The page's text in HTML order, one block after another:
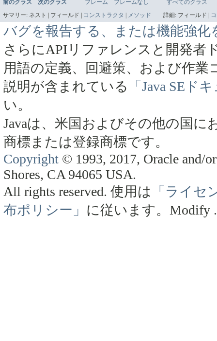
前のクラス 次のクラス フレーム フレームなし
すべてのクラス
サマリー: ネスト | フィールド | コンストラクタ | メソッド 詳細: フィールド |
バグを報告する、または機能強化
さらにAPIリファレンスと開発者
用語の定義、回避策、および作
説明が含まれている
「Java SEド
い。
Javaは、米国およびその他の国に
商標または登録商標です。
Copyright © 1993, 2017, Oracle and/
Shores, CA 94065 USA.
All rights reserved. 使用は 「ライセ
布ポリシー」 に従います。 Modify